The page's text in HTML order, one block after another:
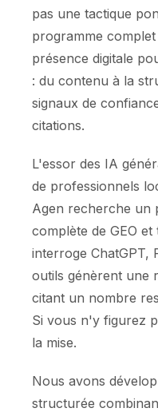
pas une tactique
programme
présence digitale
: du contenu à la
signaux de
citations.
L'essor des IA
de professionnels
Agen recherche un
complète de GEO
interroge ChatGPT,
outils génèrent une
citant un nombre
Si vous n'y figurez
la mise.
Nous avons
structurée